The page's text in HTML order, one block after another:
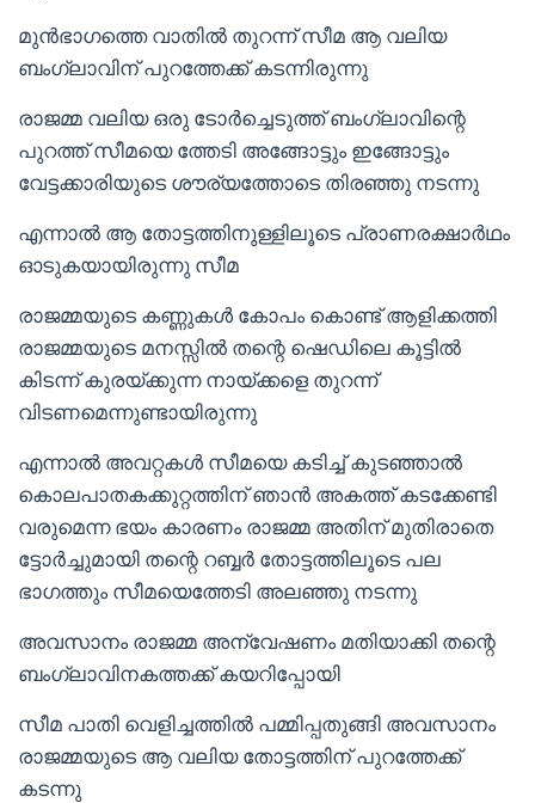
മുൻഭാഗത്തെ വാതിൽ തുറന്ന് സീമ ആ വലിയ
ബംഗ്ലാവിന് പുറത്തേക്ക് കടന്നിരുന്നു
രാജമ്മ വലിയ ഒരു ടോർച്ചെടുത്ത് ബംഗ്ലാവിന്റെ
പുറത്ത് സീമയെ ത്തേടി അങ്ങോട്ടും ഇങ്ങോട്ടും
വേട്ടക്കാരിയുടെ ശൗര്യത്തോടെ തിരഞ്ഞു നടന്നു
എന്നാൽ ആ തോട്ടത്തിനുള്ളിലൂടെ പ്രാണരക്ഷാർഥം
ഓടുകയായിരുന്നു സീമ
രാജമ്മയുടെ കണ്ണുകൾ കോപം കൊണ്ട് ആളിക്കത്തി
രാജമ്മയുടെ മനസ്സിൽ തന്റെ ഷെഡിലെ കൂട്ടിൽ
കിടന്ന് കുരയ്ക്കുന്ന നായ്ക്കളെ തുറന്ന്
വിടണമെന്നുണ്ടായിരുന്നു
എന്നാൽ അവറ്റകൾ സീമയെ കടിച്ച് കുടഞ്ഞാൽ
കൊലപാതകക്കുറ്റത്തിന് ഞാൻ അകത്ത് കടക്കേണ്ടി
വരുമെന്ന ഭയം കാരണം രാജമ്മ അതിന് മുതിരാതെ
ട്ടോർച്ചുമായി തന്റെ റബ്ബർ തോട്ടത്തിലൂടെ പല
ഭാഗത്തും സീമയെത്തേടി അലഞ്ഞു നടന്നു
അവസാനം രാജമ്മ അന്വേഷണം മതിയാക്കി തന്റെ
ബംഗ്ലാവിനകത്തക്ക് കയറിപ്പോയി
സീമ പാതി വെളിച്ചത്തിൽ പമ്മിപ്പതുങ്ങി അവസാനം
രാജമ്മയുടെ ആ വലിയ തോട്ടത്തിന് പുറത്തേക്ക്
കടന്നു